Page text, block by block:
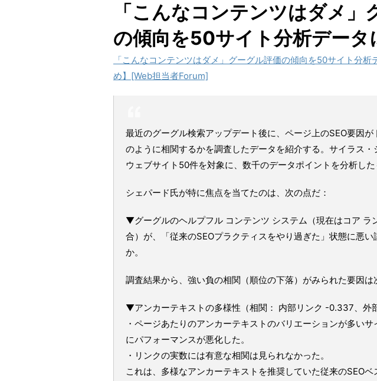
「こんなコンテンツはダメ」
の傾向を50サイト分析データ
「こんなコンテンツはダメ」グーグル評価の傾向を50サイト分析
め】[Web担当者Forum]
最近のグーグル検索アップデート後に、ページ上のSEO要因
のように相関するかを調査したデータを紹介する。サイラス
ウェブサイト50件を対象に、数千のデータポイントを分析した
シェパード氏が特に焦点を当てたのは、次の点だ：
▼グーグルのヘルプフル コンテンツ システム（現在はコア ラ
合）が、「従来のSEOプラクティスをやり過ぎた」状態に悪い
か。
調査結果から、強い負の相関（順位の下落）がみられた要因は
▼アンカーテキストの多様性（相関： 内部リンク -0.337、外
・ページあたりのアンカーテキストのバリエーションが多い
にパフォーマンスが悪化した。
・リンクの実数には有意な相関は見られなかった。
これは、多様なアンカーテキストを推奨していた従来のSEO